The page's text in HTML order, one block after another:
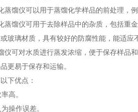
蒸馏仪可以用于蒸馏化学样品的前处理，
蒸馏仪可用于去除样品中的杂质，包括重
玻璃材质，具有较好的防腐性能，能适应
仪可对水质进行蒸发浓缩，便于保存样品
更易于保存和运输。
下优点：
高。
操作误差。